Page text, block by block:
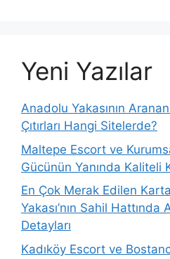
Yeni Yazılar
Anadolu Yakasının
Çıtırları Hangi Sitelerde?
Maltepe Escort ve
Gücünün Yanında Kaliteli
En Çok Merak Edilen
Yakası’nın Sahil Hattında
Detayları
Kadıköy Escort ve